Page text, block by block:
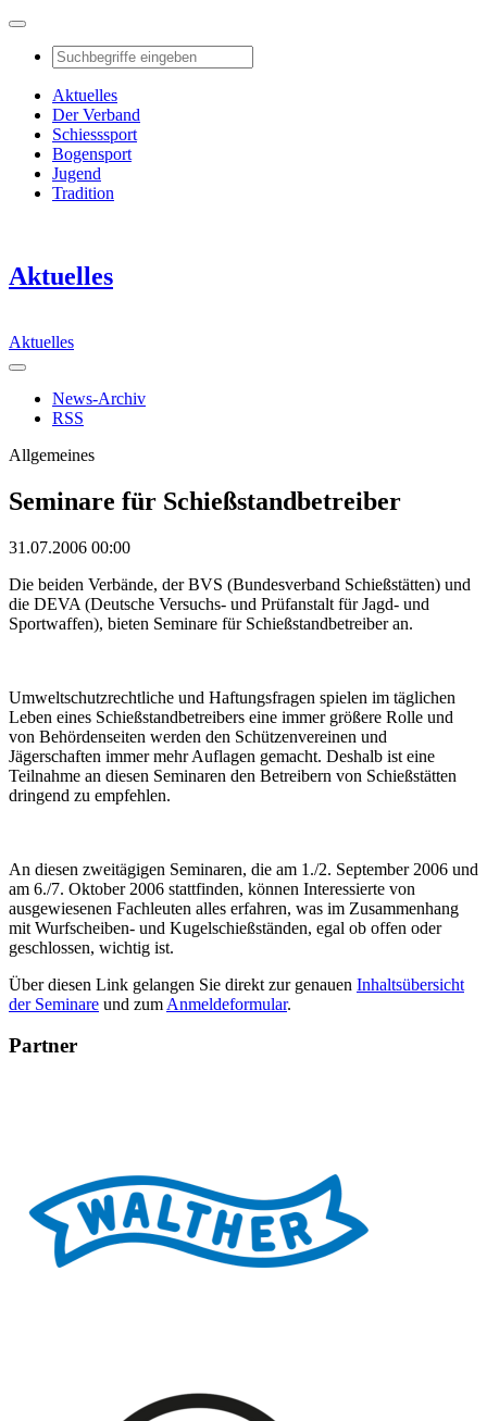
Aktuelles
Der Verband
Schiesssport
Bogensport
Jugend
Tradition
Aktuelles
Aktuelles
News-Archiv
RSS
Allgemeines
Seminare für Schießstandbetreiber
31.07.2006 00:00
Die beiden Verbände, der BVS (Bundesverband Schießstätten) und
die DEVA (Deutsche Versuchs- und Prüfanstalt für Jagd- und
Sportwaffen), bieten Seminare für Schießstandbetreiber an.
Umweltschutzrechtliche und Haftungsfragen spielen im täglichen
Leben eines Schießstandbetreibers eine immer größere Rolle und
von Behördenseiten werden den Schützenvereinen und
Jägerschaften immer mehr Auflagen gemacht. Deshalb ist eine
Teilnahme an diesen Seminaren den Betreibern von Schießstätten
dringend zu empfehlen.
An diesen zweitägigen Seminaren, die am 1./2. September 2006 und
am 6./7. Oktober 2006 stattfinden, können Interessierte von
ausgewiesenen Fachleuten alles erfahren, was im Zusammenhang
mit Wurfscheiben- und Kugelschießständen, egal ob offen oder
geschlossen, wichtig ist.
Über diesen Link gelangen Sie direkt zur genauen Inhaltsübersicht
der Seminare und zum Anmeldeformular.
Partner